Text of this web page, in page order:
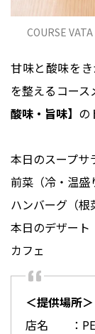
COURSE
甘味と酸味を
を整えるコー
酸味・旨味】 の
本日のスープサ
前菜（冷・温盛
ハンバーグ（根
本日のデザート
＜提供場所＞
店名 ：